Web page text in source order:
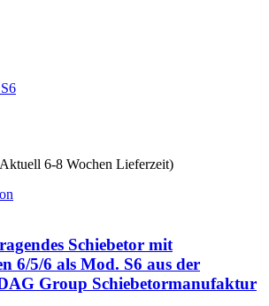
6-8 Wochen Lieferzeit)
Schiebetor mit
6/5/6 als Mod. S6 aus der
Group Schiebetormanufaktur